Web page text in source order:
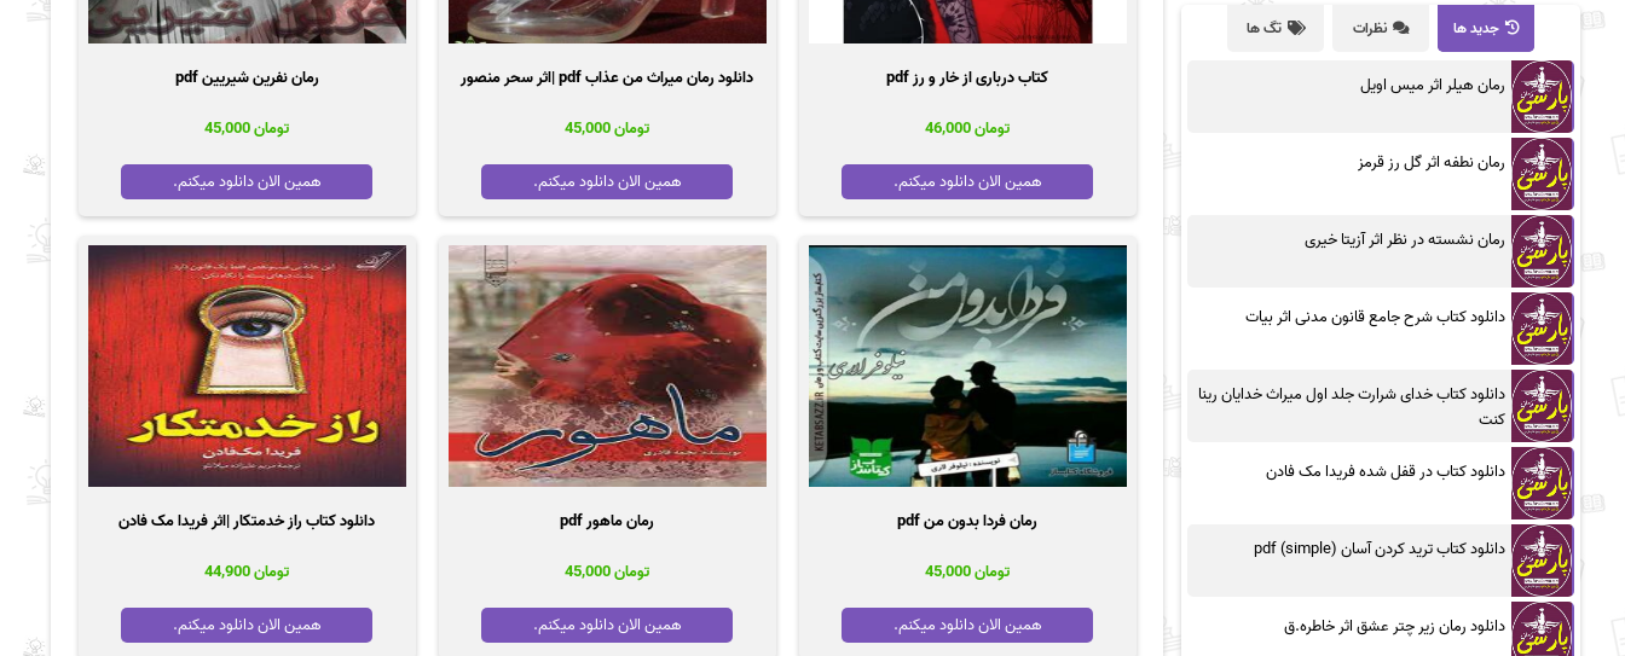
کتاب درباری از خار و رز pdf
تومان
همین الان دانلود میکنم.
دانلود رمان میراث من عذاب pdf |اثر سحر منصور
تومان
همین الان دانلود میکنم.
رمان نفرین شیریین pdf
تومان
همین الان دانلود میکنم.
رمان فردا بدون من pdf
تومان
همین الان دانلود میکنم.
رمان ماهور pdf
تومان
همین الان دانلود میکنم.
دانلود کتاب راز خدمتکار |اثر فریدا مک فادن
تومان
همین الان دانلود میکنم.
جدید ها نظرات تگ ها
رمان هیلر اثر میس اویل
رمان نطفه اثر گل رز قرمز
رمان نشسته در نظر اثر آزیتا خیری
دانلود کتاب شرح جامع قانون مدنی اثر بیات
دانلود کتاب خدای شرارت جلد اول میراث خدایان رینا
کنت
دانلود کتاب در قفل شده فریدا مک فادن
دانلود کتاب ترید کردن آسان (simple) pdf
دانلود رمان زیر چتر عشق اثر خاطره.ق